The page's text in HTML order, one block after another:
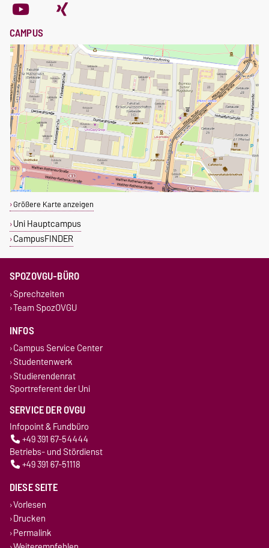
CAMPUS
Größere Karte anzeigen
Uni Hauptcampus
CampusFINDER
SPOZOVGU-BÜRO
Sprechzeiten
Team SpozOVGU
INFOS
Campus Service Center
Studentenwerk
Studierendenrat
Sportreferent der Uni
SERVICE DER OVGU
Infopoint & Fundbüro
+49 391 67-54444
Betriebs- und Stördienst
+49 391 67-51118
DIESE SEITE
Vorlesen
Drucken
Permalink